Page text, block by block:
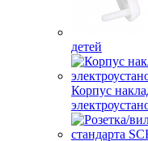
детей
Корпус